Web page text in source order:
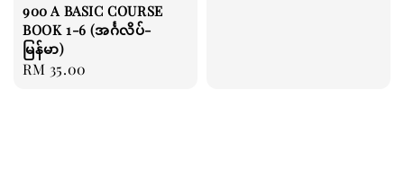
900 A BASIC COURSE
BOOK 1-6 (အင်္ဂလိပ်-
မြန်မာ)
Regular
RM 35.00